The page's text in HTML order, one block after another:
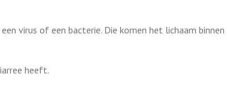
virus of een bacterie. Die komen het lichaam
heeft.